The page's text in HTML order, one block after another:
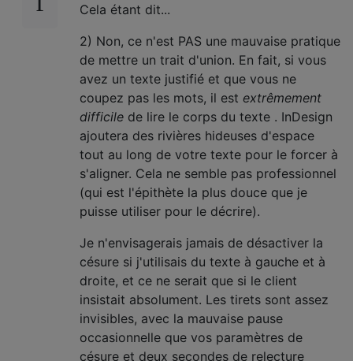
Cela étant dit...
2) Non, ce n'est PAS une mauvaise pratique
de mettre un trait d'union. En fait, si vous
avez un texte justifié et que vous ne
coupez pas les mots, il est extrêmement
difficile de lire le corps du texte . InDesign
ajoutera des rivières hideuses d'espace
tout au long de votre texte pour le forcer à
s'aligner. Cela ne semble pas professionnel
(qui est l'épithète la plus douce que je
puisse utiliser pour le décrire).
Je n'envisagerais jamais de désactiver la
césure si j'utilisais du texte à gauche et à
droite, et ce ne serait que si le client
insistait absolument. Les tirets sont assez
invisibles, avec la mauvaise pause
occasionnelle que vos paramètres de
césure et deux secondes de relecture